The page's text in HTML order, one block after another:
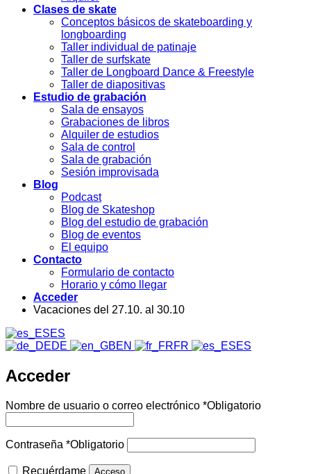
Clases de skate
Conceptos básicos de skateboarding y
longboarding
Taller individual de patinaje
Taller de surfskate
Taller de Longboard Dance & Freestyle
Taller de diapositivas
Estudio de grabación
Sala de ensayos
Grabaciones de libros
Alquiler de estudios
Sala de control
Sala de grabación
Sesión improvisada
Blog
Podcast
Blog de Skateshop
Blog del estudio de grabación
Blog de eventos
El equipo
Contacto
Formulario de contacto
Horario y cómo llegar
Acceder
Vacaciones del 27.10. al 30.10
ES
DE
EN FR ES
Acceder
Nombre de usuario o correo electrónico *Obligatorio
Contraseña *Obligatorio
Recuérdame Acceso